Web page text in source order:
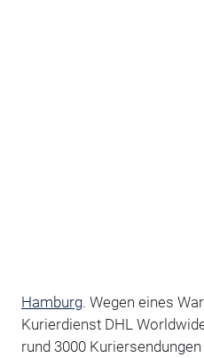
Hamburg. Wegen eines
Kurierdienst DHL
rund 3000